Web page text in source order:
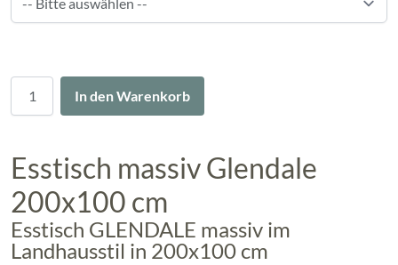
In den Warenkorb
Esstisch massiv Glendale
200x100 cm
Esstisch GLENDALE massiv im
Landhausstil in 200x100 cm